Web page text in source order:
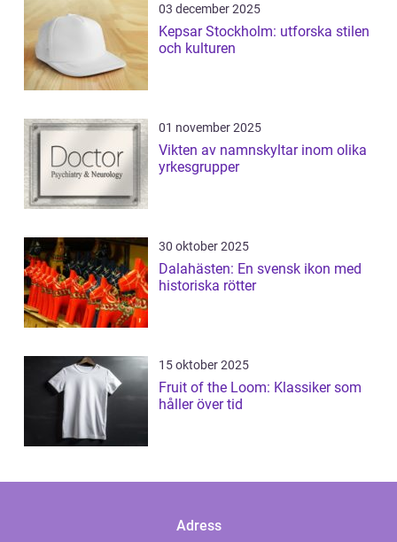
03 december 2025
Kepsar Stockholm: utforska stilen
och kulturen
01 november 2025
Vikten av namnskyltar inom olika
yrkesgrupper
30 oktober 2025
Dalahästen: En svensk ikon med
historiska rötter
15 oktober 2025
Fruit of the Loom: Klassiker som
håller över tid
Adress